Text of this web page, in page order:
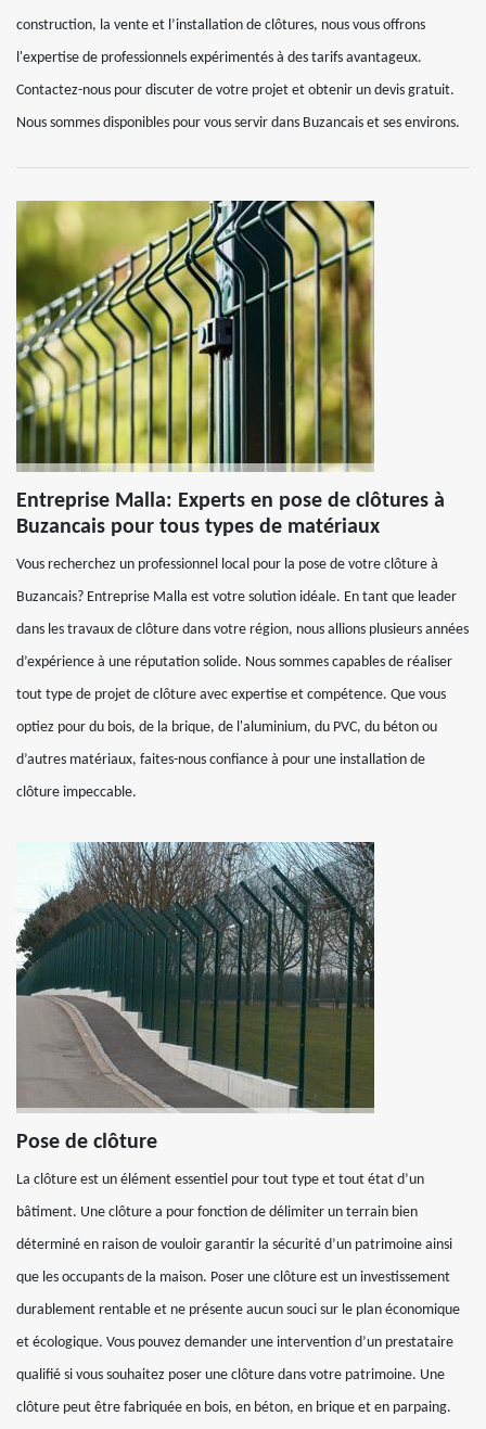
construction, la vente et l’installation de clôtures, nous vous offrons
l'expertise de professionnels expérimentés à des tarifs avantageux.
Contactez-nous pour discuter de votre projet et obtenir un devis gratuit.
Nous sommes disponibles pour vous servir dans Buzancais et ses environs.
Entreprise Malla: Experts en pose de clôtures à
Buzancais pour tous types de matériaux
Vous recherchez un professionnel local pour la pose de votre clôture à
Buzancais? Entreprise Malla est votre solution idéale. En tant que leader
dans les travaux de clôture dans votre région, nous allions plusieurs années
d’expérience à une réputation solide. Nous sommes capables de réaliser
tout type de projet de clôture avec expertise et compétence. Que vous
optiez pour du bois, de la brique, de l'aluminium, du PVC, du béton ou
d’autres matériaux, faites-nous confiance à pour une installation de
clôture impeccable.
Pose de clôture
La clôture est un élément essentiel pour tout type et tout état d’un
bâtiment. Une clôture a pour fonction de délimiter un terrain bien
déterminé en raison de vouloir garantir la sécurité d’un patrimoine ainsi
que les occupants de la maison. Poser une clôture est un investissement
durablement rentable et ne présente aucun souci sur le plan économique
et écologique. Vous pouvez demander une intervention d’un prestataire
qualifié si vous souhaitez poser une clôture dans votre patrimoine. Une
clôture peut être fabriquée en bois, en béton, en brique et en parpaing.